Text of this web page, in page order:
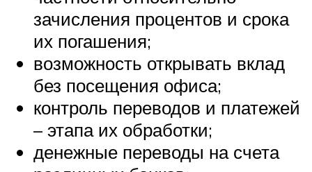
зачисления процентов и срока
их погашения;
возможность открывать вклад
без посещения офиса;
контроль переводов и платежей
– этапа их обработки;
денежные переводы на счета